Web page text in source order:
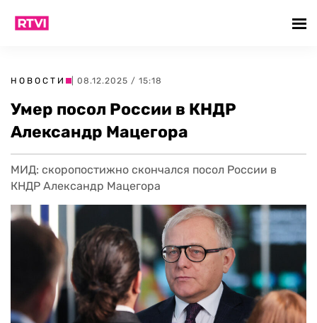
НОВОСТИ | 08.12.2025 / 15:18
Умер посол России в КНДР
Александр Мацегора
МИД: скоропостижно скончался посол России в
КНДР Александр Мацегора